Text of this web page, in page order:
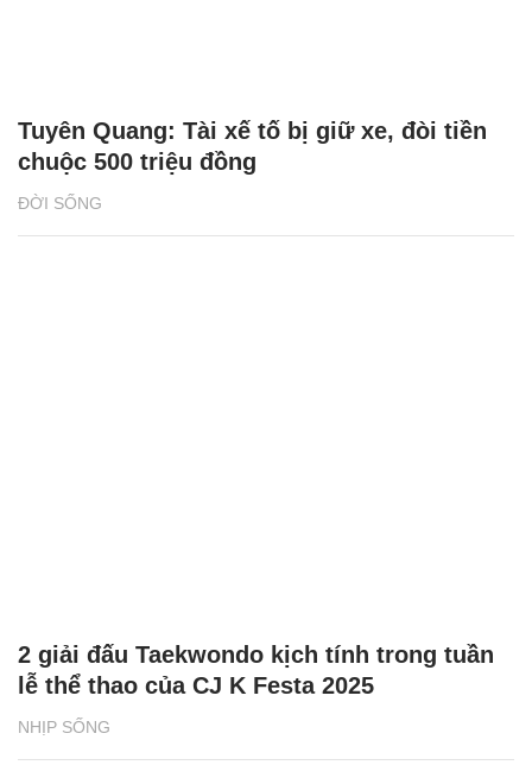
ĐỜI SỐNG
Tuyên Quang: Tài xế tố bị giữ xe, đòi tiền
chuộc 500 triệu đồng
NHỊP SỐNG
2 giải đấu Taekwondo kịch tính trong tuần
lễ thể thao của CJ K Festa 2025